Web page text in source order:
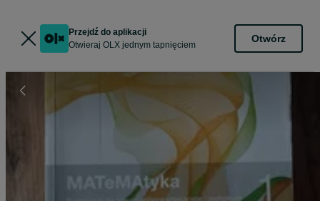
Przejdź do aplikacji
Otwieraj OLX jednym tapnięciem
Otwórz